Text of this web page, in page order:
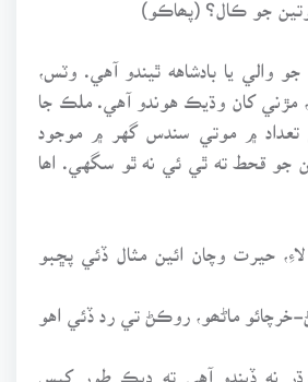
والي يا بادشاهه ٿيندو آهي. وٽس،
مڙني کان وڌيڪ هوندو آهي. ملڪ جا
تعداد ۾ موتي سندس گهر ۾ موجود
جو قحط ته ٿي ئي نه ٿو سگهي. اھا
لاءِ، حيرت وچان ائين مثال ڏئي پڇبو
خرچائو ماڻھو، روڪڻ تي رد ڏئي اهو
اوڌر نه ڏيندو آهي ته ڍيڪ طور کيس